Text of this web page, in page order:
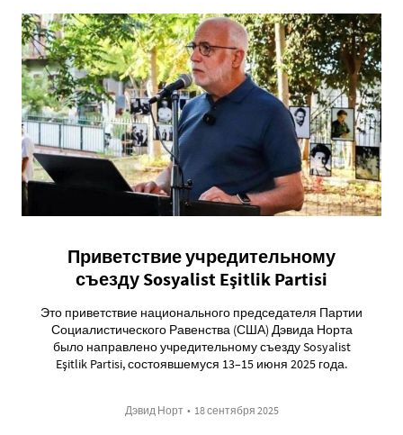
Приветствие учредительному
съезду Sosyalist Eşitlik Partisi
Это приветствие национального председателя Партии
Социалистического Равенства (США) Дэвида Норта
было направлено учредительному съезду Sosyalist
Eşitlik Partisi, состоявшемуся 13–15 июня 2025 года.
Дэвид Норт • 18 сентября 2025